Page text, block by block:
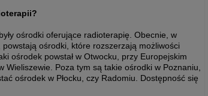
ośrodki oferujące radioterapię. Obecnie, w
ośrodki, które rozszerzają możliwości
ośrodek powstał w Otwocku, przy Europejskim
Poza tym są takie ośrodki w Poznaniu,
ośrodek w Płocku, czy Radomiu. Dostępność się